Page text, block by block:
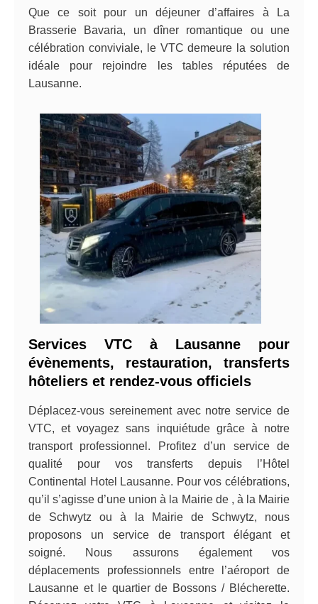
Que ce soit pour un déjeuner d’affaires à La
Brasserie Bavaria, un dîner romantique ou une
célébration conviviale, le VTC demeure la solution
idéale pour rejoindre les tables réputées de
Lausanne.
Services VTC à Lausanne pour
évènements, restauration, transferts
hôteliers et rendez-vous officiels
Déplacez-vous sereinement avec notre service de
VTC, et voyagez sans inquiétude grâce à notre
transport professionnel. Profitez d’un service de
qualité pour vos transferts depuis l’Hôtel
Continental Hotel Lausanne. Pour vos célébrations,
qu’il s’agisse d’une union à la Mairie de , à la Mairie
de Schwytz ou à la Mairie de Schwytz, nous
proposons un service de transport élégant et
soigné. Nous assurons également vos
déplacements professionnels entre l’aéroport de
Lausanne et le quartier de Bossons / Blécherette.